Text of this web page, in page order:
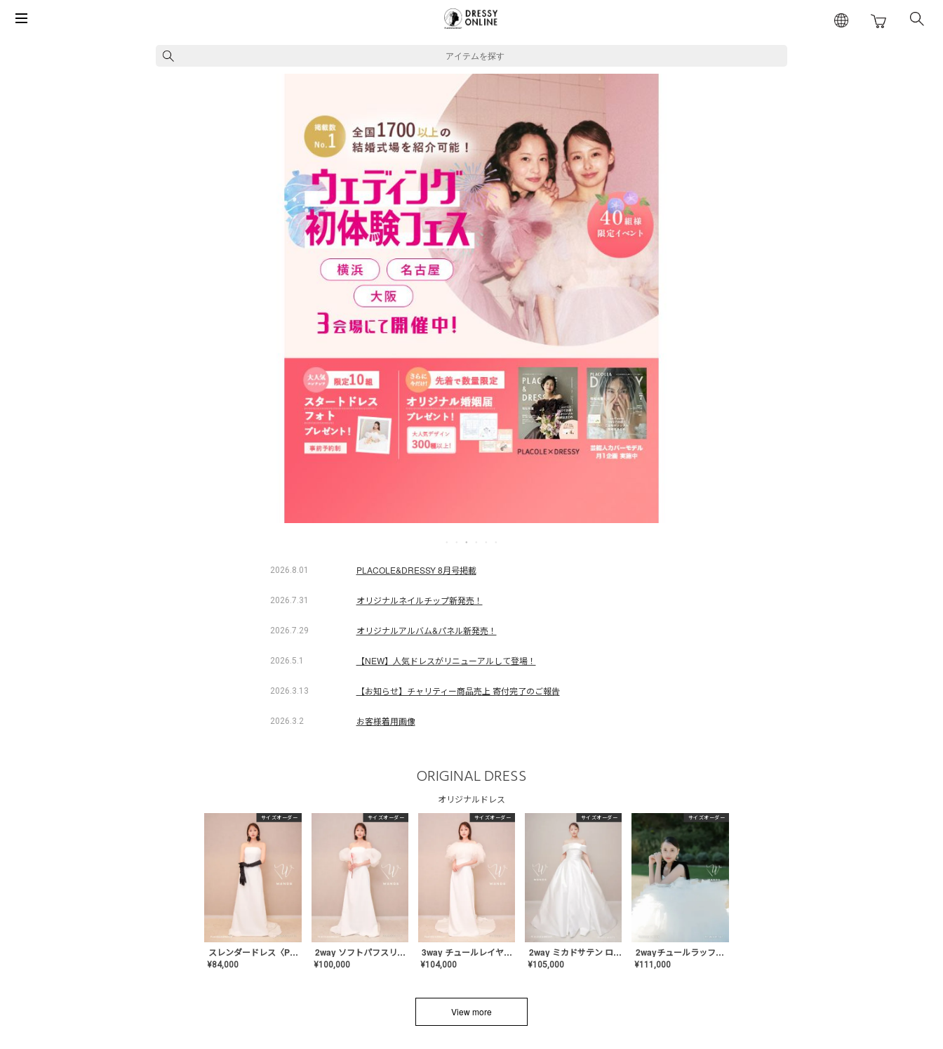
アイテムを探す
2026.8.01 PLACOLE&DRESSY 8月号掲載
2026.7.31 オリジナルネイルチップ新発売！
2026.7.29 オリジナルアルバム&パネル新発売！
2026.5.1 【NEW】人気ドレスがリニューアルして登場！
2026.3.13 【お知らせ】チャリティー商品売上 寄付完了のご報告
2026.3.2 お客様着用画像
ORIGINAL DRESS
オリジナルドレス
サイズオーダー
スレンダードレス〈PD-WDOR-2110〉
¥84,000
サイズオーダー
2way ソフトパフスリーブ スレンダードレス〈PD-WDOR-2112〉
¥100,000
サイズオーダー
3way チュールレイヤーオフショルダー スレンダードレス〈PD-WDOR-2111〉
¥104,000
サイズオーダー
2way ミカドサテン ロールカラードレス〈PD-WDOR-511〉
¥105,000
サイズオーダー
2wayチュールラッフルドレス〈PD-WDOR-341〉
¥111,000
View more